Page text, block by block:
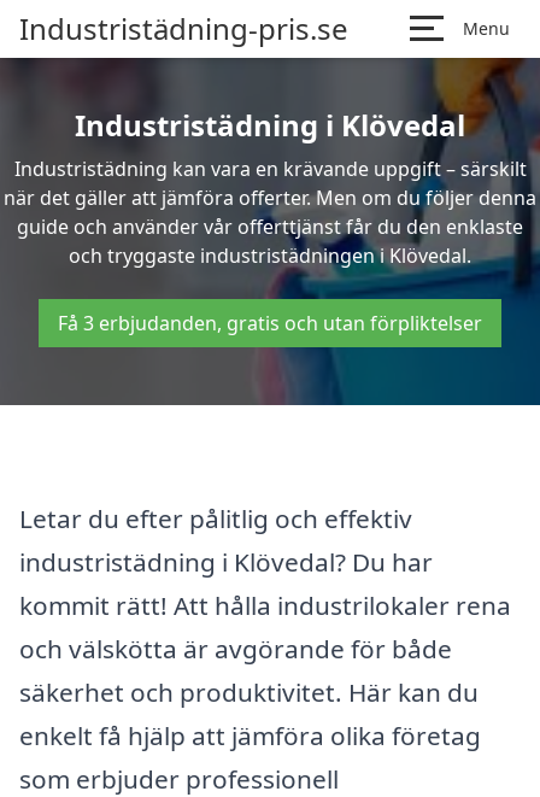
Industristädning-pris.se Menu
Industristädning i Klövedal
Industristädning kan vara en krävande uppgift – särskilt
när det gäller att jämföra offerter. Men om du följer denna
guide och använder vår offerttjänst får du den enklaste
och tryggaste industristädningen i Klövedal.
Få 3 erbjudanden, gratis och utan förpliktelser
Letar du efter pålitlig och effektiv
industristädning i Klövedal? Du har
kommit rätt! Att hålla industrilokaler rena
och välskötta är avgörande för både
säkerhet och produktivitet. Här kan du
enkelt få hjälp att jämföra olika företag
som erbjuder professionell